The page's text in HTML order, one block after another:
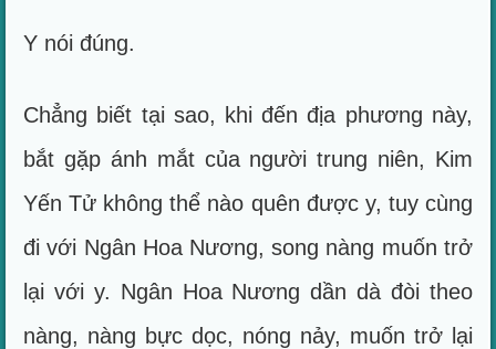
Y nói đúng.
Chẳng biết tại sao, khi đến địa phương này,
bắt gặp ánh mắt của người trung niên, Kim
Yến Tử không thể nào quên được y, tuy cùng
đi với Ngân Hoa Nương, song nàng muốn trở
lại với y. Ngân Hoa Nương dần dà đòi theo
nàng, nàng bực dọc, nóng nảy, muốn trở lại